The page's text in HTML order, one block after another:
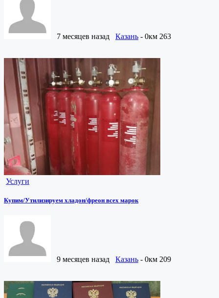
7 месяцев назад Казань - 0км 263
Услуги
Купим/Утилизируем хладон/фреон всех марок
9 месяцев назад Казань - 0км 209